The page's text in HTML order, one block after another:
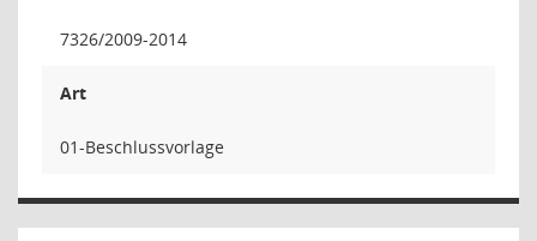
7326/2009-2014
Art
01-Beschlussvorlage